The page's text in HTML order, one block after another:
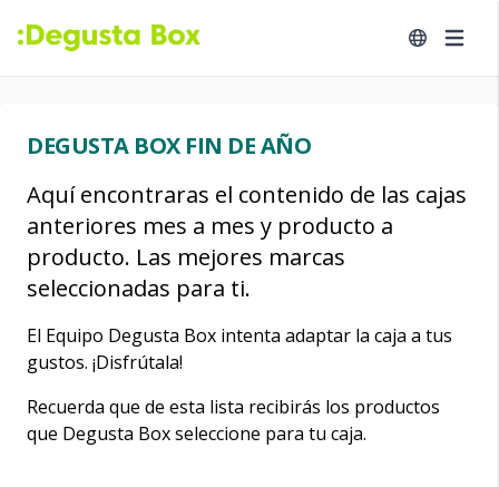
DEGUSTA BOX FIN DE AÑO
Aquí encontraras el contenido de las cajas
anteriores mes a mes y producto a
producto. Las mejores marcas
seleccionadas para ti.
El Equipo Degusta Box intenta adaptar la caja a tus
gustos. ¡Disfrútala!
Recuerda que de esta lista recibirás los productos
que Degusta Box seleccione para tu caja.